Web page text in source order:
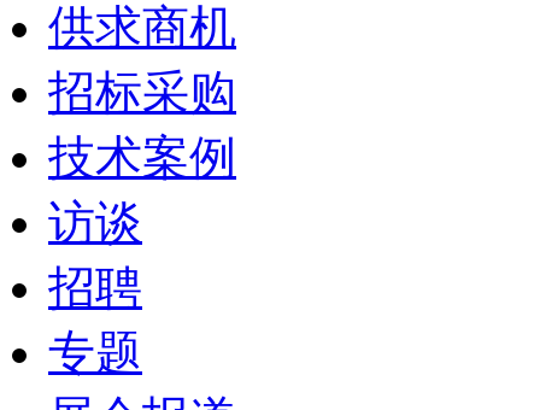
供求商机
招标采购
技术案例
访谈
招聘
专题